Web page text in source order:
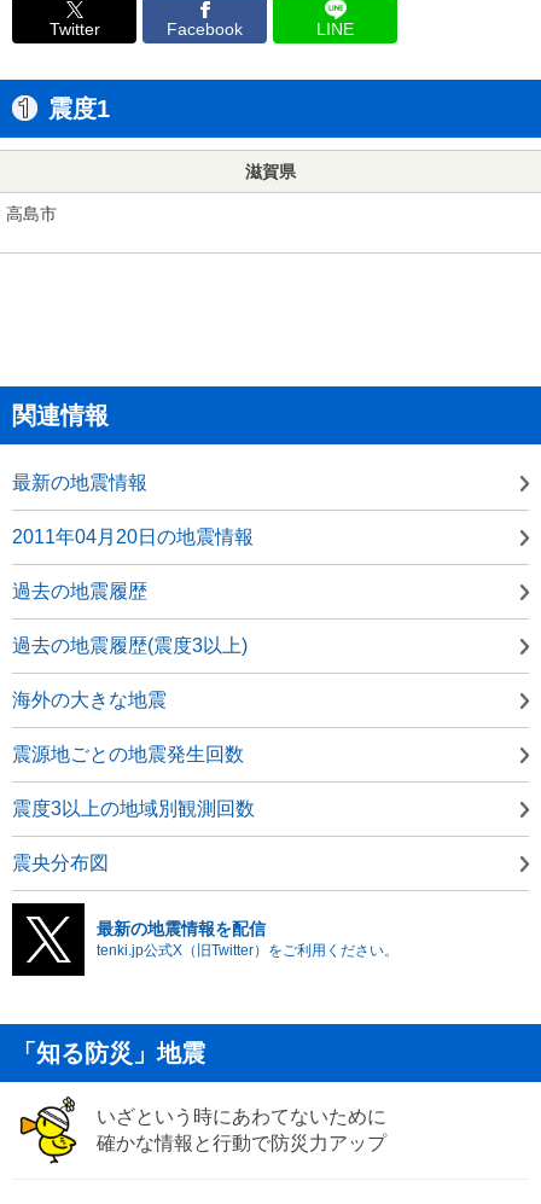
Twitter Facebook LINE
震度1
滋賀県
高島市
関連情報
最新の地震情報
2011年04月20日の地震情報
過去の地震履歴
過去の地震履歴(震度3以上)
海外の大きな地震
震源地ごとの地震発生回数
震度3以上の地域別観測回数
震央分布図
最新の地震情報を配信
tenki.jp公式X（旧Twitter）をご利用ください。
「知る防災」地震
いざという時にあわてないために
確かな情報と行動で防災力アップ